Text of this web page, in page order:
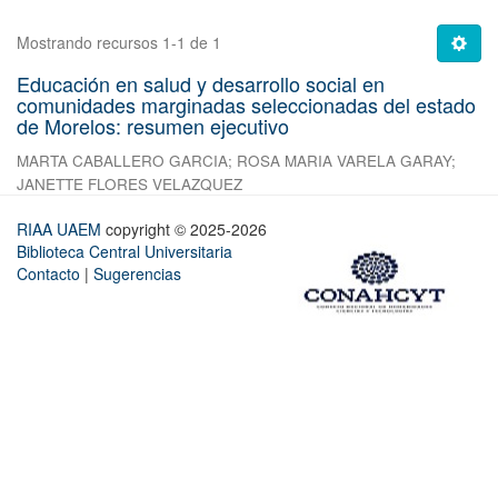
Mostrando recursos 1-1 de 1
Educación en salud y desarrollo social en
comunidades marginadas seleccionadas del estado
de Morelos: resumen ejecutivo
MARTA CABALLERO GARCIA; ROSA MARIA VARELA GARAY;
JANETTE FLORES VELAZQUEZ
RIAA UAEM copyright © 2025-2026
Biblioteca Central Universitaria
Contacto | Sugerencias